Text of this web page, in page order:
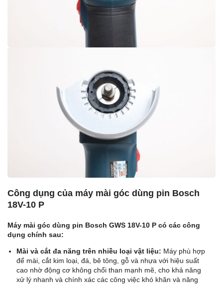
Công dụng của máy mài góc dùng pin Bosch
18V-10 P
Máy mài góc dùng pin Bosch GWS 18V-10 P có các công
dụng chính sau:
Mài và cắt đa năng trên nhiều loại vật liệu: Máy phù hợp
để mài, cắt kim loại, đá, bê tông, gỗ và nhựa với hiệu suất
cao nhờ động cơ không chổi than mạnh mẽ, cho khả năng
xử lý nhanh và chính xác các công việc khó khăn và năng